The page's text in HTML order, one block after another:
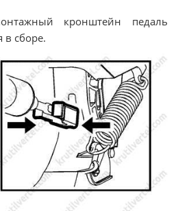
кронштейн педаль
сборе.